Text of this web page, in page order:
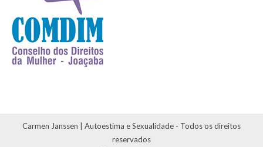
Carmen Janssen | Autoestima e Sexualidade - Todos os direitos
reservados